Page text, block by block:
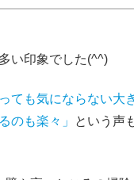
い印象でした(^^)
ても気にならない大
のも楽々」
という声